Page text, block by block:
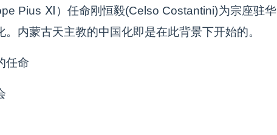
Pius Ⅺ）任命刚恒毅(Celso Costantini)为宗座驻华
内蒙古天主教的中国化即是在此背景下开始的。
任命